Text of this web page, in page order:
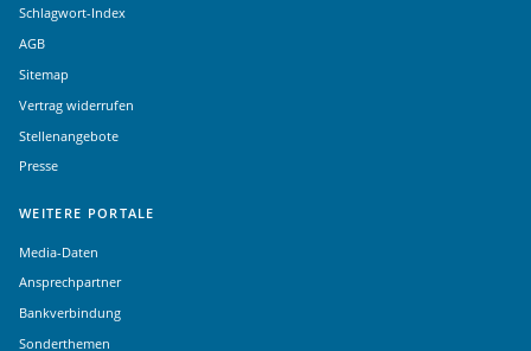
Schlagwort-Index
AGB
Sitemap
Vertrag widerrufen
Stellenangebote
Presse
WEITERE PORTALE
Media-Daten
Ansprechpartner
Bankverbindung
Sonderthemen